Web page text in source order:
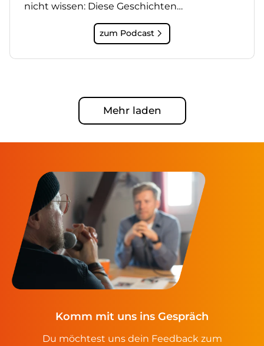
nicht wissen: Diese Geschichten…
zum Podcast
Mehr laden
Komm mit uns ins Gespräch
Du möchtest uns dein Feedback zum